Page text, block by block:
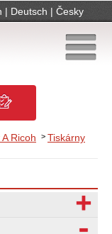
Ricoh > Tiskárny
| Deutsch | Česky